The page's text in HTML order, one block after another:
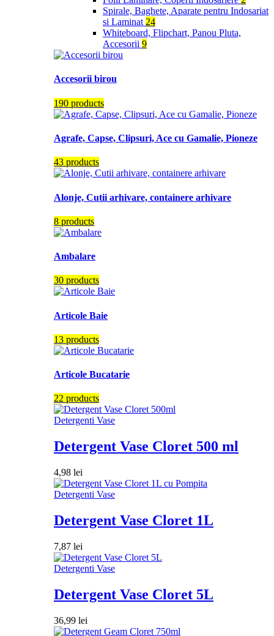
Spirale, Baghete, Aparate pentru Indosariat
si Laminat 24
Whiteboard, Flipchart, Panou Pluta,
Accesorii 9
Accesorii birou
190 products
Agrafe, Capse, Clipsuri, Ace cu Gamalie, Pioneze
43 products
Alonje, Cutii arhivare, containere arhivare
8 products
Ambalare
30 products
Articole Baie
13 products
Articole Bucatarie
22 products
Detergenti Vase
Detergent Vase Cloret 500 ml
4,98 lei
Detergenti Vase
Detergent Vase Cloret 1L
7,87 lei
Detergenti Vase
Detergent Vase Cloret 5L
36,99 lei